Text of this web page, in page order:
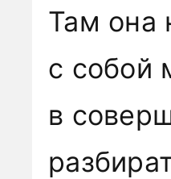
Там она
с собой
в